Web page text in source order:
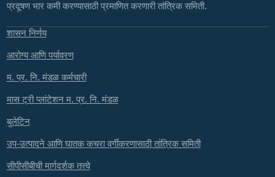
प्रदूषण भार कमी करण्यासाठी प्रमाणित करणारी तांत्रिक समिती.
शासन निर्णय
आरोग्य आणि पर्यावरण
म. प्र. नि. मंडळ कर्मचारी
मास ट्री प्लांटेशन म. प्र. नि. मंडळ
बुलेटिन
उप-उत्पादने आणि घातक कचरा वर्गीकरणासाठी तांत्रिक समिती
सीपीसीबीची मार्गदर्शक तत्त्वे